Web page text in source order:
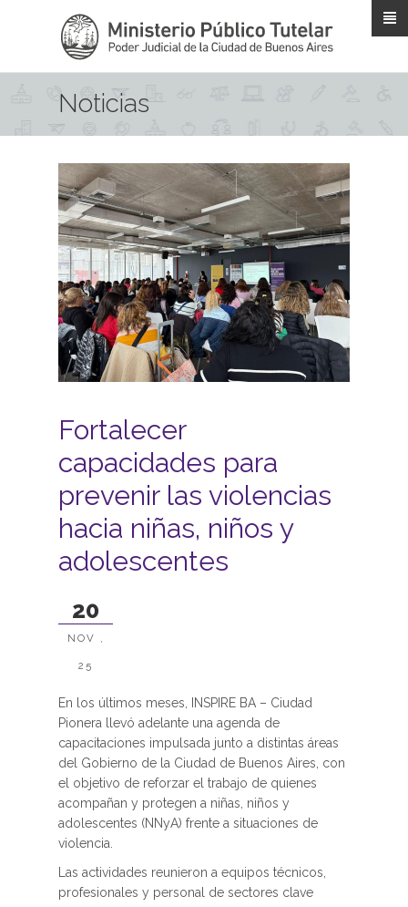
Noticias
Fortalecer
capacidades para
prevenir las violencias
hacia niñas, niños y
adolescentes
20
NOV ,
25
En los últimos meses, INSPIRE BA – Ciudad
Pionera llevó adelante una agenda de
capacitaciones impulsada junto a distintas áreas
del Gobierno de la Ciudad de Buenos Aires, con
el objetivo de reforzar el trabajo de quienes
acompañan y protegen a niñas, niños y
adolescentes (NNyA) frente a situaciones de
violencia.
Las actividades reunieron a equipos técnicos,
profesionales y personal de sectores clave